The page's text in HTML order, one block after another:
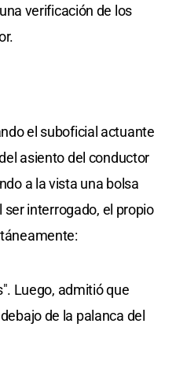
verificación de los
el suboficial actuante
asiento del conductor
a la vista una bolsa
interrogado, el propio
Luego, admitió que
de la palanca del